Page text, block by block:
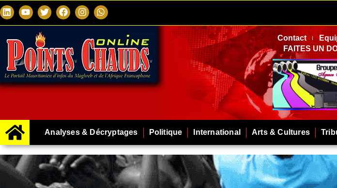
Contact
FAITES UN
Analyses & Décryptages Politique International Arts & Cultures